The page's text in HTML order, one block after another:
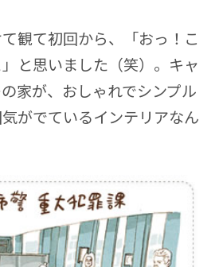
観て初回から、「おっ！こ
と思いました（笑）。キャ
家が、おしゃれでシンプル
がでているインテリアなん